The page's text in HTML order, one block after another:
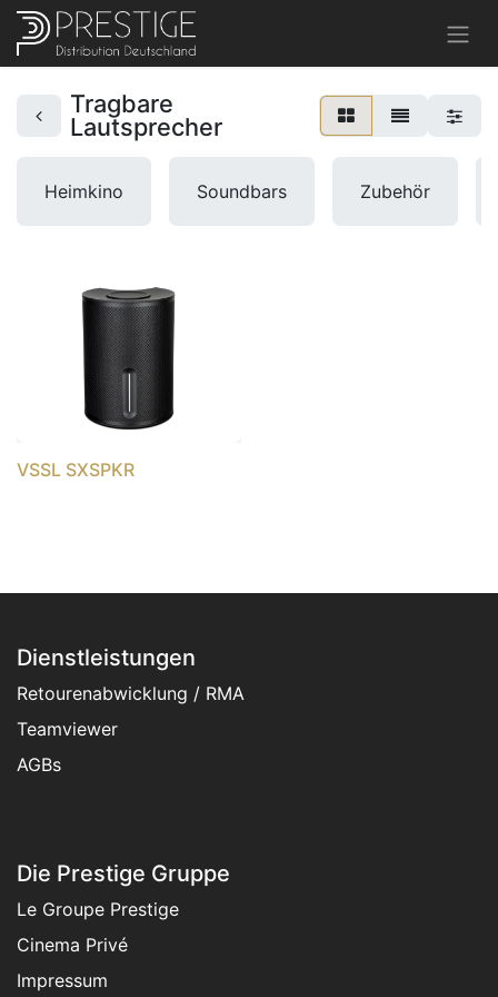
Tragbare
Lautsprecher
Heimkino Soundbars Zubehör
VSSL SXSPKR
Dienstleistungen
Retourenabwicklung / RMA
Teamviewer
AGBs
Die Prestige Gruppe
Le Groupe Prestige
Cinema Privé
Impressum